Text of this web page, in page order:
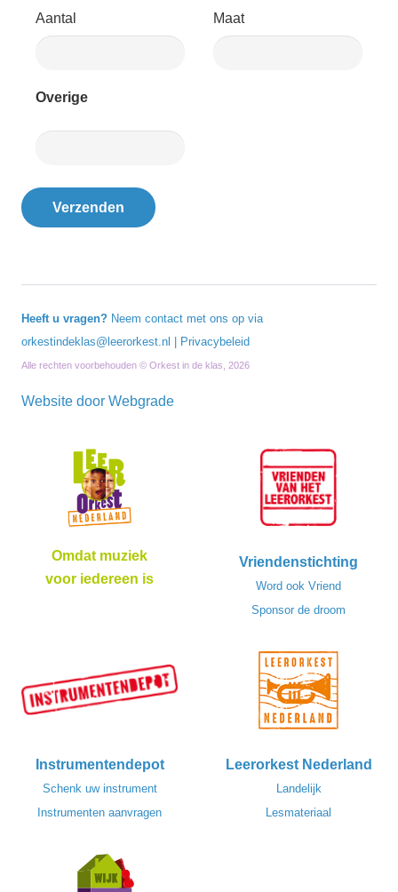
Aantal Maat
Overige
Omdat muziek
voor iedereen is
Vriendenstichting
Word ook Vriend
Sponsor de droom
Instrumentendepot
Schenk uw instrument
Instrumenten aanvragen
Leerorkest Nederland
Landelijk
Lesmateriaal
Heeft u vragen? Neem contact met ons op via
orkestindeklas@leerorkest.nl | Privacybeleid
Alle rechten voorbehouden © Orkest in de klas, 2026
Website door Webgrade